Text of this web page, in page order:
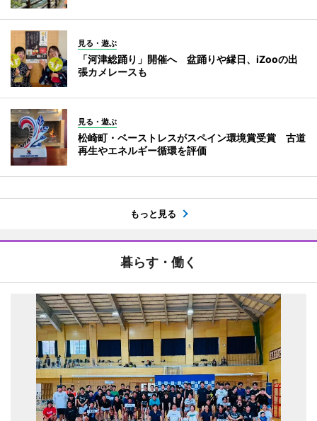
見る・遊ぶ
「河津総踊り」開催へ 盆踊りや縁日、iZooの出
張カメレースも
見る・遊ぶ
松崎町・ベーストレスがスペイン環境賞受賞 古道
再生やエネルギー循環を評価
もっと見る
暮らす・働く